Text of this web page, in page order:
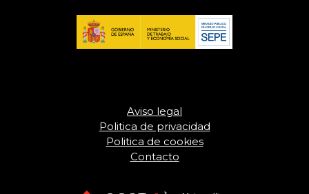
Aviso legal
Politica de privacidad
Politica de cookies
Contacto